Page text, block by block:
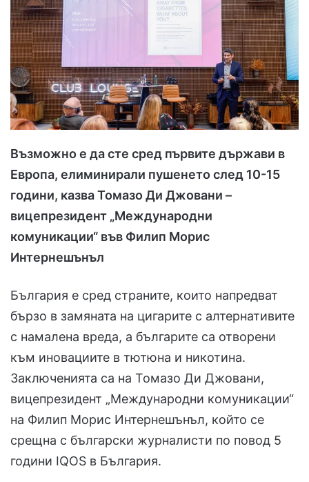
Възможно е да сте сред първите държави в
Европа, елиминирали пушенето след 10-15
години, казва Томазо Ди Джовани –
вицепрезидент „Международни
комуникации“ във Филип Морис
Интернешънъл
България е сред страните, които напредват
бързо в замяната на цигарите с алтернативите
с намалена вреда, а българите са отворени
към иновациите в тютюна и никотина.
Заключенията са на Томазо Ди Джовани,
вицепрезидент „Международни комуникации“
на Филип Морис Интернешънъл, който се
срещна с български журналисти по повод 5
години IQOS в България.